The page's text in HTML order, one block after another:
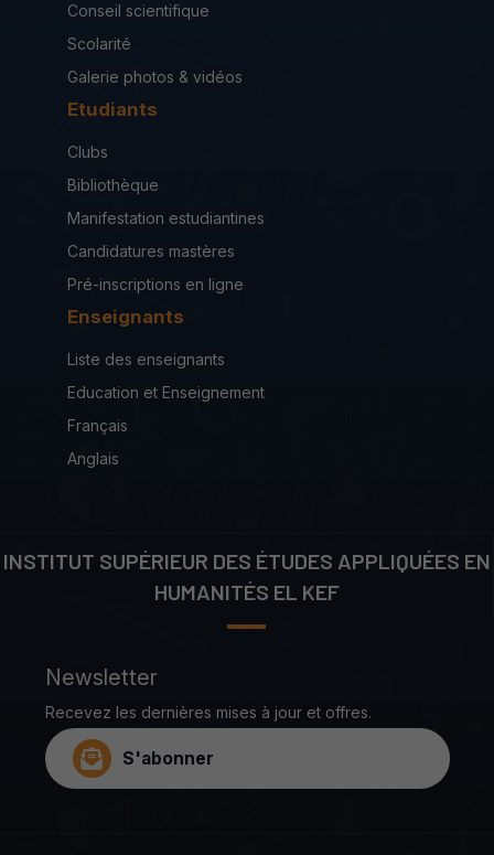
Conseil scientifique
Scolarité
Galerie photos & vidéos
Etudiants
Clubs
Bibliothèque
Manifestation estudiantines
Candidatures mastères
Pré-inscriptions en ligne
Enseignants
Liste des enseignants
Education et Enseignement
Français
Anglais
INSTITUT SUPÉRIEUR DES ÉTUDES APPLIQUÉES EN
HUMANITÉS EL KEF
Newsletter
Recevez les dernières mises à jour et offres.
S'abonner